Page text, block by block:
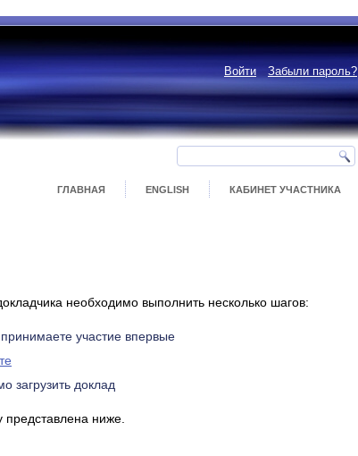
Войти Забыли пароль?
ГЛАВНАЯ ENGLISH КАБИНЕТ УЧАСТНИКА
необходимо выполнить несколько шагов:
участие впервые
загрузить доклад
ниже.